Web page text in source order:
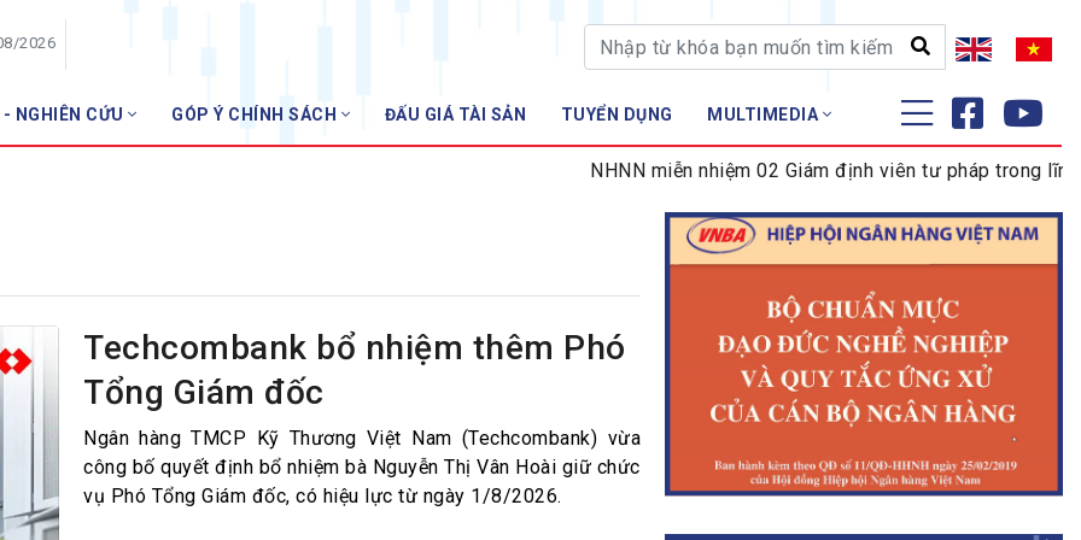
2026
NGHIÊN CỨU GÓP Ý CHÍNH SÁCH ĐẤU GIÁ TÀI SẢN TUYỂN DỤNG MULTIMEDIA
Tập huấn
NHNN miễn nhiệm 02 Giám định viên tư pháp trong lĩnh vực tiền
Techcombank bổ nhiệm thêm Phó
Tổng Giám đốc
Ngân hàng TMCP Kỹ Thương Việt Nam (Techcombank) vừa
công bố quyết định bổ nhiệm bà Nguyễn Thị Vân Hoài giữ chức
vụ Phó Tổng Giám đốc, có hiệu lực từ ngày 1/8/2026.